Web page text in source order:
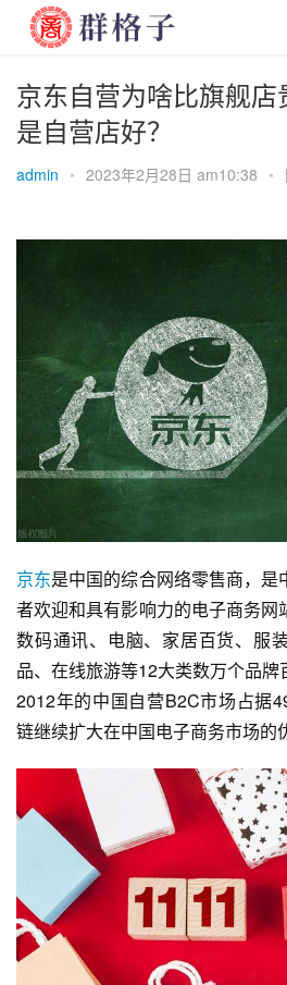
京东自营为啥比旗舰
是自营店好？
admin • 2023年2月28日 am10:38 •
京东是中国的综合网络零售商，是
者欢迎和具有影响力的电子商务网
数码通讯、电脑、家居百货、服
品、 在线旅游等12大类数万个品牌
2012年的中国自营B2C市场占据
链继续扩大在中国电子商务市场的